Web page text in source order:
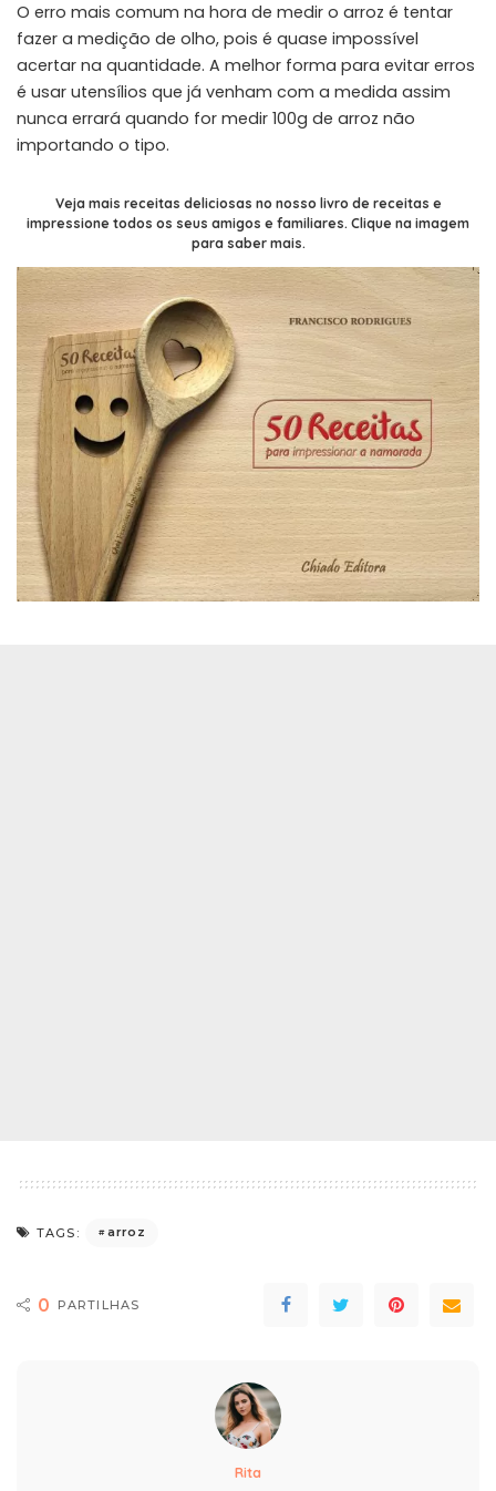
O erro mais comum na hora de medir o arroz é tentar
fazer a medição de olho, pois é quase impossível
acertar na quantidade. A melhor forma para evitar erros
é usar utensílios que já venham com a medida assim
nunca errará quando for medir 100g de arroz não
importando o tipo.
Veja mais receitas deliciosas no nosso livro de receitas e
impressione todos os seus amigos e familiares. Clique na imagem
para saber mais.
TAGS: arroz
0 PARTILHAS
Rita